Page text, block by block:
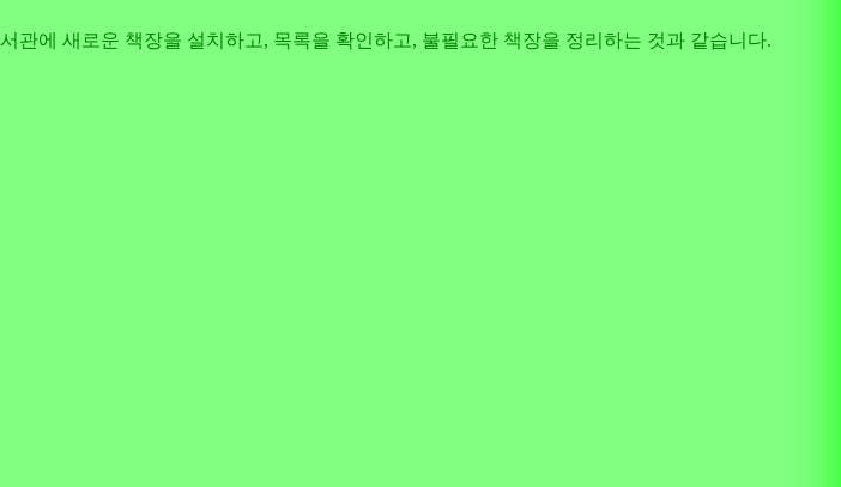
에 새로운 책장을 설치하고, 목록을 확인하고, 불필요한 책장을 정리하는 것과 같습니다.